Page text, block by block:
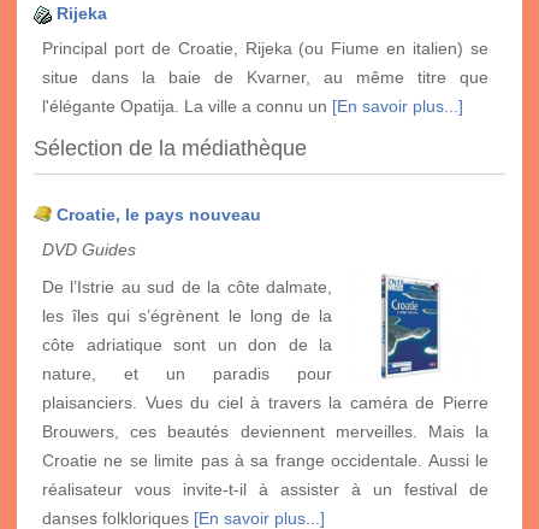
Rijeka
Principal port de Croatie, Rijeka (ou Fiume en italien) se
situe dans la baie de Kvarner, au même titre que
l'élégante Opatija. La ville a connu un [En savoir plus...]
Sélection de la médiathèque
Croatie, le pays nouveau
DVD Guides
De l’Istrie au sud de la côte dalmate,
les îles qui s’égrènent le long de la
côte adriatique sont un don de la
nature, et un paradis pour
plaisanciers. Vues du ciel à travers la caméra de Pierre
Brouwers, ces beautés deviennent merveilles. Mais la
Croatie ne se limite pas à sa frange occidentale. Aussi le
réalisateur vous invite-t-il à assister à un festival de
danses folkloriques [En savoir plus...]